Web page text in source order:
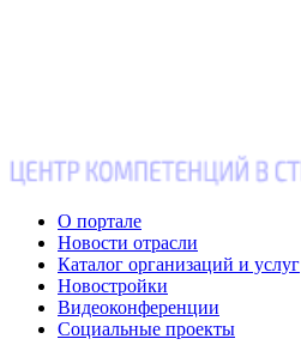
О портале
Новости отрасли
Каталог организаций и услуг
Новостройки
Видеоконференции
Социальные проекты